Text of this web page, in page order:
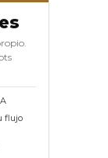
flujo